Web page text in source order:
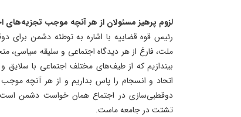
لزوم پرهیز مسئولان از هر آنچه موجب
رئیس قوه قضاییه با اشاره به توطئه دشمن برای
ملت، فارغ از هر دیدگاه اجتماعی و سلیقه سیاسی،
بیندازیم که از طیف‌های مختلف اجتماعی با سلایق
اتحاد و انسجام را پاس بداریم و از هر آنچه
دوقطبی‌سازی در اجتماع همان خواست دشمن
تشتت در جامعه ماست.